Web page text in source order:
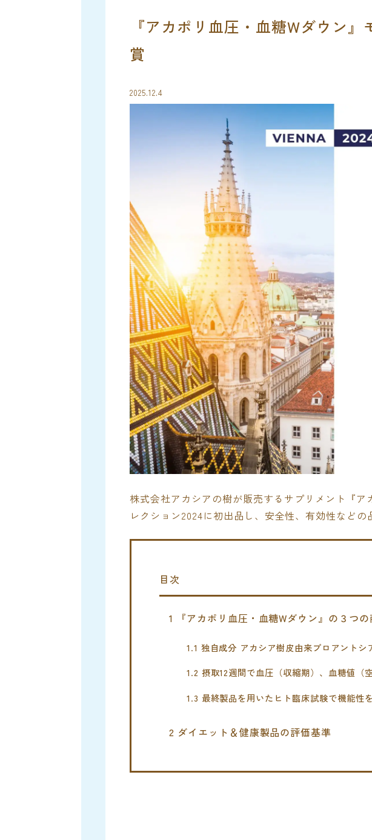
『アカポリ血圧・血糖Wダウン
賞
2025.12.4
株式会社アカシアの樹が販売するサプリメント『
レクション2024に初出品し、安全性、有効性など
目次
1 『アカポリ血圧・血糖Wダウン』の３つ
1.1 独自成分 アカシア樹皮由来プロアントシ
1.2 摂取12週間で血圧（収縮期）、血糖値
1.3 最終製品を用いたヒト臨床試験で機能性
2 ダイエット＆健康製品の評価基準